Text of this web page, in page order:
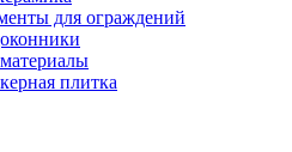
для ограждений
плитка